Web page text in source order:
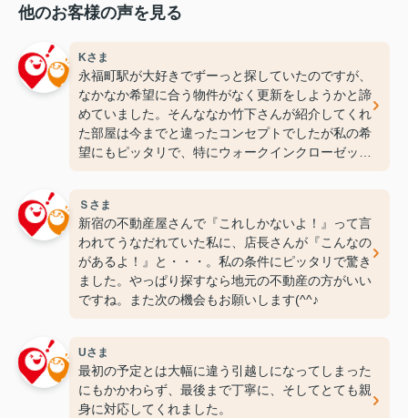
他のお客様の声を見る
Kさま
永福町駅が大好きでずーっと探していたのですが、
なかなか希望に合う物件がなく更新をしようかと諦
めていました。そんななか竹下さんが紹介してくれ
た部屋は今までと違ったコンセプトでしたが私の希
望にもピッタリで、特にウォークインクローゼット
Ｓさま
新宿の不動産屋さんで『これしかないよ！』って言
われてうなだれていた私に、店長さんが『こんなの
があるよ！』と・・・。私の条件にピッタリで驚き
ました。やっぱり探すなら地元の不動産の方がいい
ですね。また次の機会もお願いします(^^♪
Uさま
最初の予定とは大幅に違う引越しになってしまった
にもかかわらず、最後まで丁寧に、そしてとても親
身に対応してくれました。